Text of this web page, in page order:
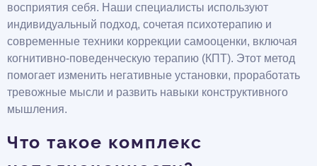
восприятия себя. Наши специалисты используют
индивидуальный подход, сочетая психотерапию и
современные техники коррекции самооценки, включая
когнитивно-поведенческую терапию (КПТ). Этот метод
помогает изменить негативные установки, проработать
тревожные мысли и развить навыки конструктивного
мышления.
Что такое комплекс